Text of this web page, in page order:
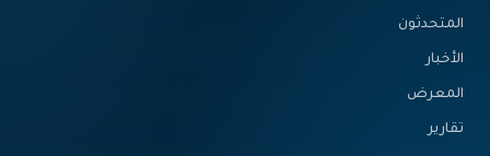
المتحدثون
الأخبار
المعرض
تقارير